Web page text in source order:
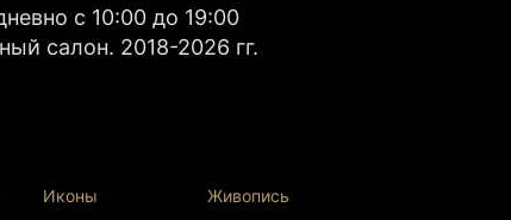
с 10:00 до 19:00
салон. 2018-2026 гг.
Иконы Живопись